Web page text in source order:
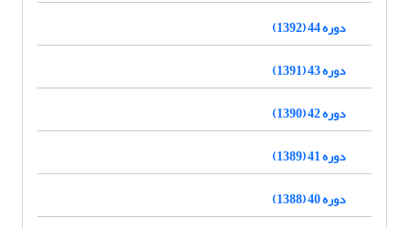
دوره 44 (1392)
دوره 43 (1391)
دوره 42 (1390)
دوره 41 (1389)
دوره 40 (1388)